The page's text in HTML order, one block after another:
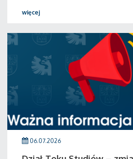
więcej
06.07.2026